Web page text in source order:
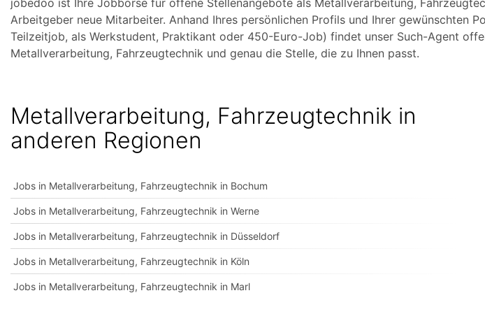
jobedoo ist Ihre Jobbörse für offene Stellenangebote als Metallverarbeitung,
Arbeitgeber neue Mitarbeiter. Anhand Ihres persönlichen Profils und Ihrer gewünschten
Teilzeitjob, als Werkstudent, Praktikant oder 450-Euro-Job) findet unser Such-Agent
Metallverarbeitung, Fahrzeugtechnik und genau die Stelle, die zu Ihnen passt.
Metallverarbeitung, Fahrzeugtechnik in
anderen Regionen
Jobs in Metallverarbeitung, Fahrzeugtechnik in Bochum
Jobs in Metallverarbeitung, Fahrzeugtechnik in Werne
Jobs in Metallverarbeitung, Fahrzeugtechnik in Düsseldorf
Jobs in Metallverarbeitung, Fahrzeugtechnik in Köln
Jobs in Metallverarbeitung, Fahrzeugtechnik in Marl